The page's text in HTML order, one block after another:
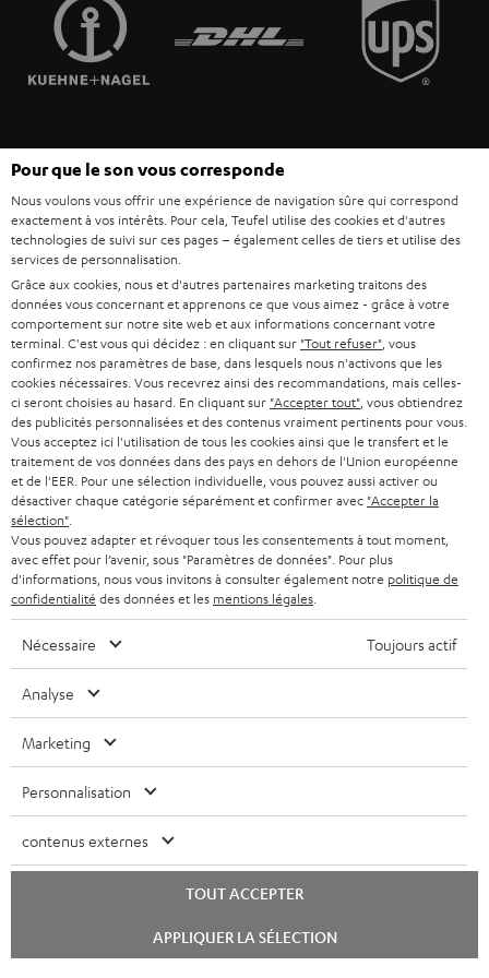
ENCEINTES
ULTIMA
FANSHOP
NOUVEAUTÉS
L’HISTOIRE DE TEUFEL
MANAGEMENT
VALEURS
ACCESSIBILITÉ
FRANCE
POLOGNE
ITALIE
USA
AUTRES PAYS
erreurs. Les accessoires figurant sur l’image ne font pas partie du contenu de
livraison. D’éventuels frais d’élimination des batteries sont inclus dans le prix.
©2026 Lautsprecher Teufel GmbH - Tous droits réservés.
Mentions légales CGV
Politique de confidentialité
Paramètres de confidentialité
EU Data Act renoncer au contrat ici
chat
Pour que le son vous corresponde
Nous voulons vous offrir une expérience de navigation sûre qui correspond
exactement à vos intérêts. Pour cela, Teufel utilise des cookies et d'autres
technologies de suivi sur ces pages – également celles de tiers et utilise des
services de personnalisation.
Grâce aux cookies, nous et d'autres partenaires marketing traitons des
données vous concernant et apprenons ce que vous aimez - grâce à votre
comportement sur notre site web et aux informations concernant votre
terminal. C'est vous qui décidez : en cliquant sur "Tout refuser" , vous
confirmez nos paramètres de base, dans lesquels nous n'activons que les
cookies nécessaires. Vous recevrez ainsi des recommandations, mais celles-
ci seront choisies au hasard. En cliquant sur "Accepter tout" , vous obtiendrez
des publicités personnalisées et des contenus vraiment pertinents pour vous.
Vous acceptez ici l'utilisation de tous les cookies ainsi que le transfert et le
traitement de vos données dans des pays en dehors de l'Union européenne
et de l'EER. Pour une sélection individuelle, vous pouvez aussi activer ou
désactiver chaque catégorie séparément et confirmer avec "Accepter la
sélection"
Vous pouvez adapter et révoquer tous les consentements à tout moment,
avec effet pour l’avenir, sous "Paramètres de données". Pour plus
d'informations, nous vous invitons à consulter également notre politique de
confidentialité des données et les mentions légales
Nécessaire Toujours actif
Analyse
Marketing
Personnalisation
contenus externes
TOUT ACCEPTER
APPLIQUER LA SÉLECTION